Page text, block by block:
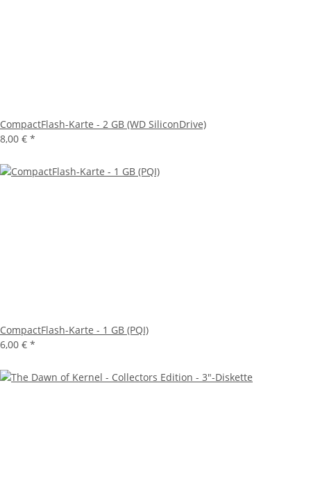
CompactFlash-Karte - 2 GB (WD SiliconDrive)
8,00 € *
CompactFlash-Karte - 1 GB (PQI)
6,00 € *